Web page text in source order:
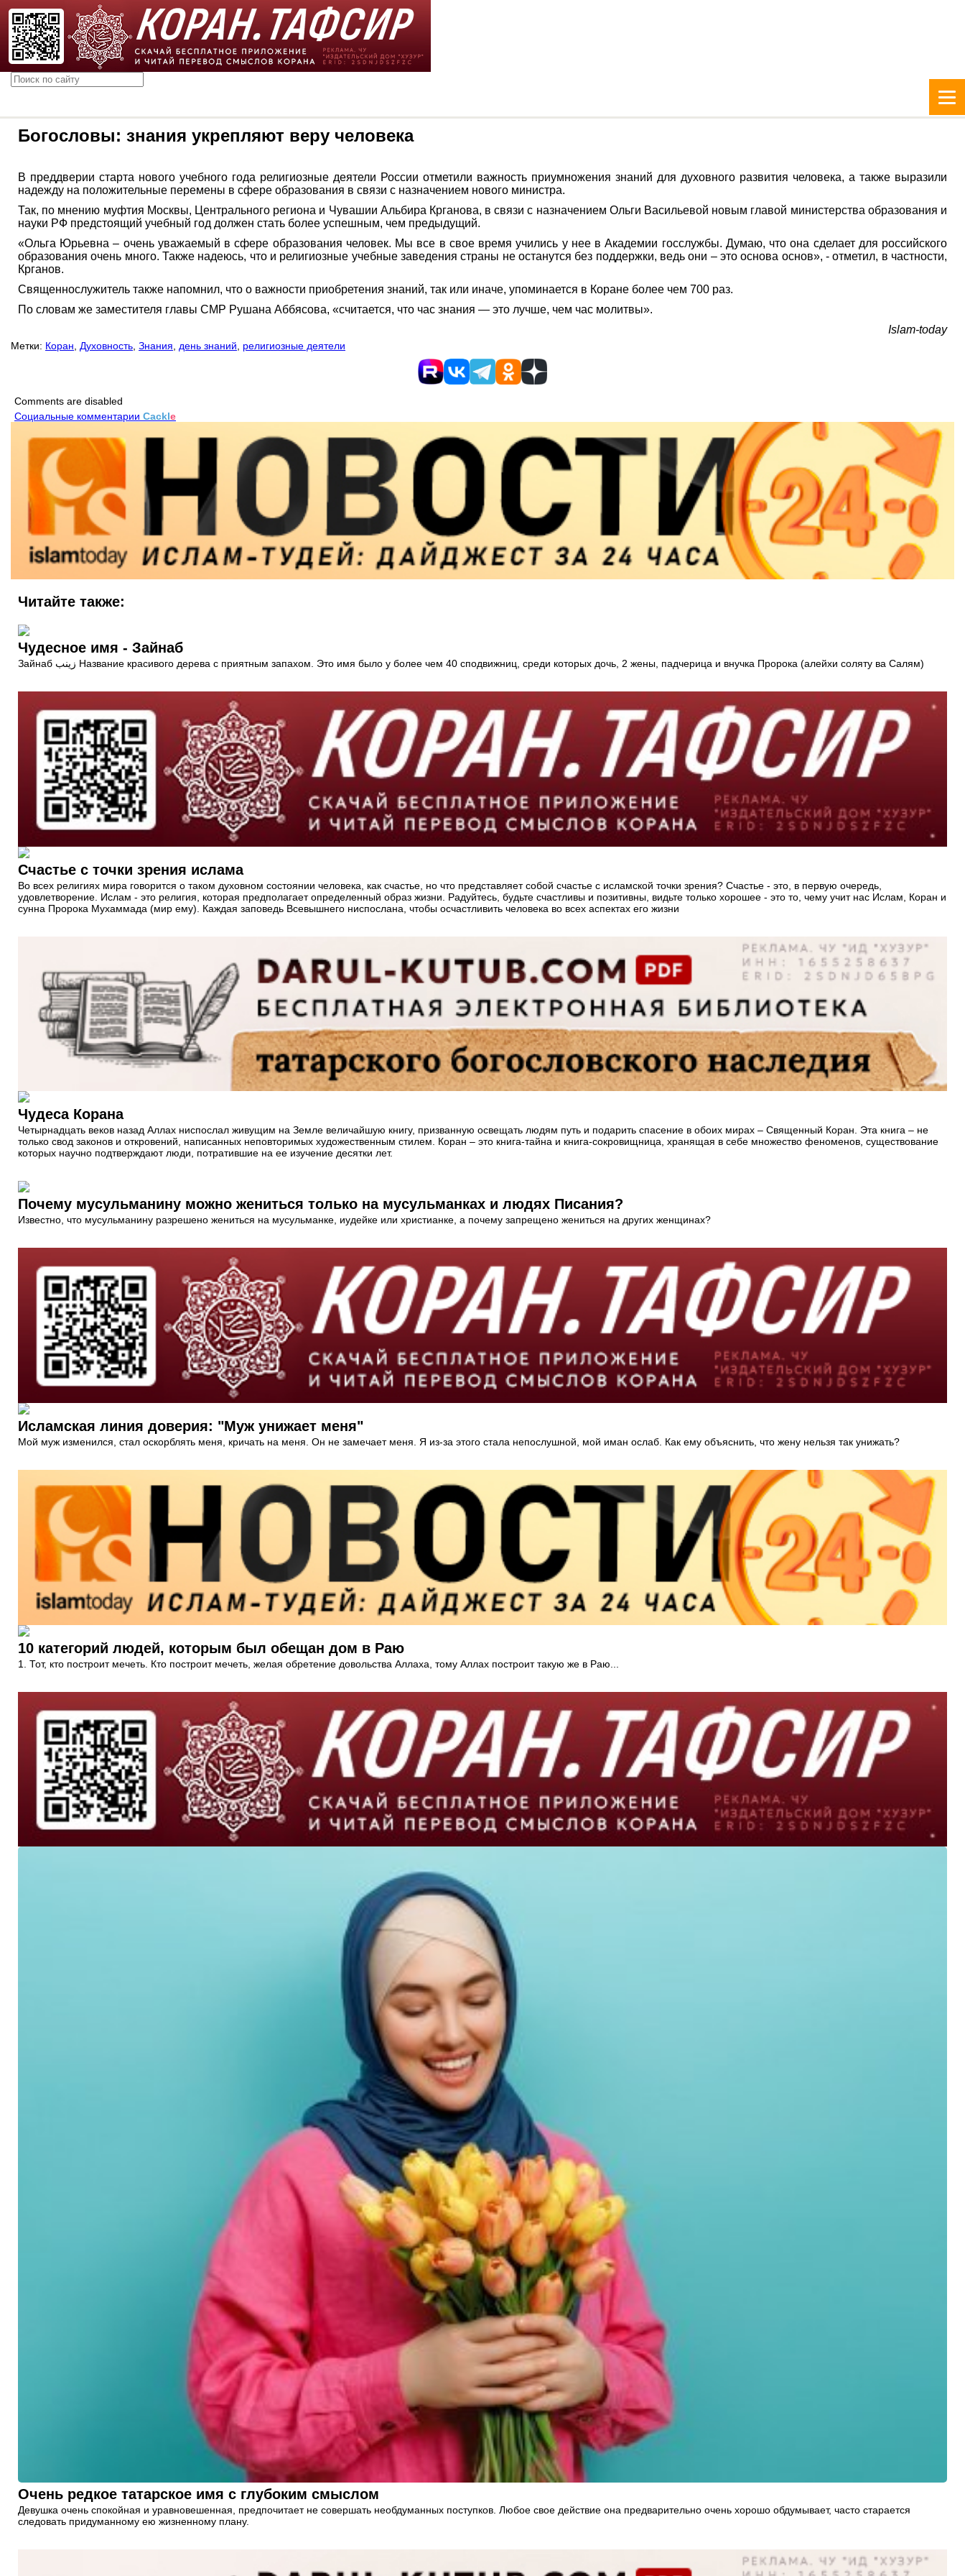
Богословы: знания укрепляют веру человека
В преддверии старта нового учебного года религиозные деятели России отметили важность приумножения знаний для духовного развития человека, а также выразили
надежду на положительные перемены в сфере образования в связи с назначением нового министра.
Так, по мнению муфтия Москвы, Центрального региона и Чувашии Альбира Крганова, в связи с назначением Ольги Васильевой новым главой министерства образования и
науки РФ предстоящий учебный год должен стать более успешным, чем предыдущий.
«Ольга Юрьевна – очень уважаемый в сфере образования человек. Мы все в свое время учились у нее в Академии госслужбы. Думаю, что она сделает для российского
образования очень много. Также надеюсь, что и религиозные учебные заведения страны не останутся без поддержки, ведь они – это основа основ», - отметил, в частности,
Крганов.
Священнослужитель также напомнил, что о важности приобретения знаний, так или иначе, упоминается в Коране более чем 700 раз.
По словам же заместителя главы СМР Рушана Аббясова, «считается, что час знания — это лучше, чем час молитвы».
Islam-today
Метки: Коран Духовность Знания день знаний религиозные деятели
Comments are disabled
Социальные комментарии Cackle
Читайте также:
Чудесное имя - Зайнаб
Зайнаб زينب Название красивого дерева с приятным запахом. Это имя было у более чем 40 сподвижниц, среди которых дочь, 2 жены, падчерица и внучка Пророка (алейхи соляту ва Салям)
Счастье с точки зрения ислама
Во всех религиях мира говорится о таком духовном состоянии человека, как счастье, но что представляет собой счастье с исламской точки зрения? Счастье - это, в первую очередь,
удовлетворение. Ислам - это религия, которая предполагает определенный образ жизни. Радуйтесь, будьте счастливы и позитивны, видьте только хорошее - это то, чему учит нас Ислам, Коран и
сунна Пророка Мухаммада (мир ему). Каждая заповедь Всевышнего ниспослана, чтобы осчастливить человека во всех аспектах его жизни
Чудеса Корана
Четырнадцать веков назад Аллах ниспослал живущим на Земле величайшую книгу, призванную освещать людям путь и подарить спасение в обоих мирах – Священный Коран. Эта книга – не
только свод законов и откровений, написанных неповторимых художественным стилем. Коран – это книга-тайна и книга-сокровищница, хранящая в себе множество феноменов, существование
которых научно подтверждают люди, потратившие на ее изучение десятки лет.
Почему мусульманину можно жениться только на мусульманках и людях Писания?
Известно, что мусульманину разрешено жениться на мусульманке, иудейке или христианке, а почему запрещено жениться на других женщинах?
Исламская линия доверия: "Муж унижает меня"
Мой муж изменился, стал оскорблять меня, кричать на меня. Он не замечает меня. Я из-за этого стала непослушной, мой иман ослаб. Как ему объяснить, что жену нельзя так унижать?
10 категорий людей, которым был обещан дом в Раю
1. Тот, кто построит мечеть. Кто построит мечеть, желая обретение довольства Аллаха, тому Аллах построит такую же в Раю...
Очень редкое татарское имя с глубоким смыслом
Девушка очень спокойная и уравновешенная, предпочитает не совершать необдуманных поступков. Любое свое действие она предварительно очень хорошо обдумывает, часто старается
следовать придуманному ею жизненному плану.